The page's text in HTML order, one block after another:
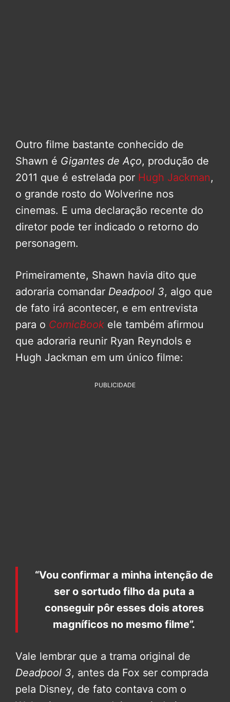
Outro filme bastante conhecido de
Shawn é Gigantes de Aço, produção de
2011 que é estrelada por Hugh Jackman,
o grande rosto do Wolverine nos
cinemas. E uma declaração recente do
diretor pode ter indicado o retorno do
personagem.
Primeiramente, Shawn havia dito que
adoraria comandar Deadpool 3, algo que
de fato irá acontecer, e em entrevista
para o ComicBook ele também afirmou
que adoraria reunir Ryan Reyndols e
Hugh Jackman em um único filme:
PUBLICIDADE
“Vou confirmar a minha intenção de
ser o sortudo filho da puta a
conseguir pôr esses dois atores
magníficos no mesmo filme”.
Vale lembrar que a trama original de
Deadpool 3, antes da Fox ser comprada
pela Disney, de fato contava com o